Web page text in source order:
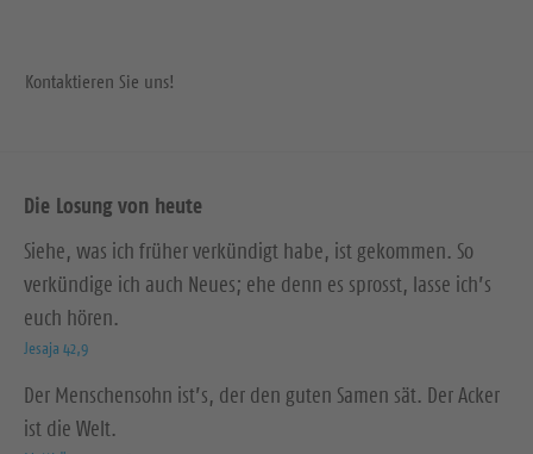
Kontaktieren Sie uns!
Die Losung von heute
Siehe, was ich früher verkündigt habe, ist gekommen. So
verkündige ich auch Neues; ehe denn es sprosst, lasse ich’s
euch hören.
Jesaja 42,9
Der Menschensohn ist’s, der den guten Samen sät. Der Acker
ist die Welt.